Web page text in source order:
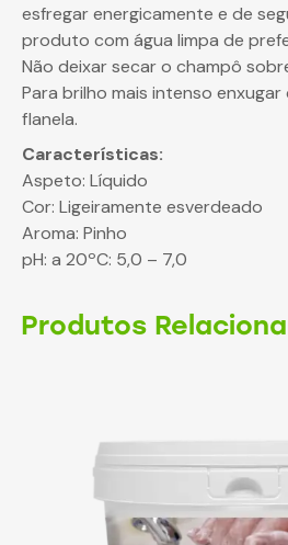
esfregar energicamente e de
produto com água limpa de
Não deixar secar o champô
Para brilho mais intenso
flanela.
Características:
Aspeto: Líquido
Cor: Ligeiramente esverdeado
Aroma: Pinho
pH: a 20ºC: 5,0 – 7,0
Produtos